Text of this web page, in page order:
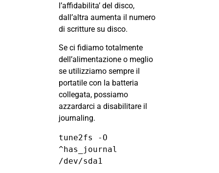
l’affidabilita’ del disco,
dall’altra aumenta il numero
di scritture su disco.
Se ci fidiamo totalmente
dell’alimentazione o meglio
se utilizziamo sempre il
portatile con la batteria
collegata, possiamo
azzardarci a disabilitare il
journaling.
tune2fs -O
^has_journal
/dev/sda1